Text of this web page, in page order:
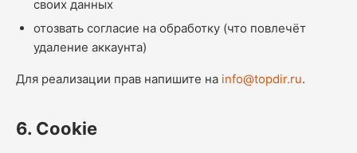
своих данных
отозвать согласие на обработку (что повлечёт
удаление аккаунта)
Для реализации прав напишите на info@topdir.ru.
6. Cookie